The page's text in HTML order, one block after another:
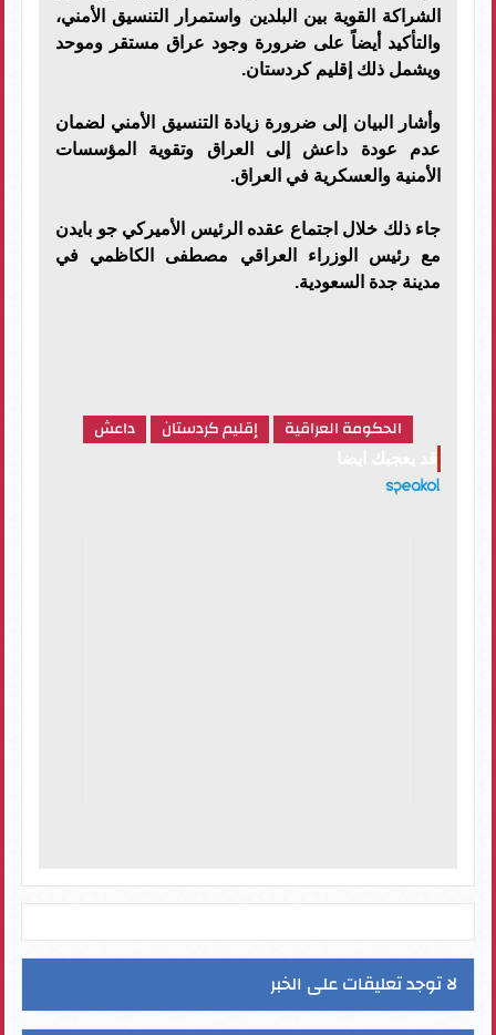
الشراكة القوية بين البلدين واستمرار التنسيق الأمني،
والتأكيد أيضاً على ضرورة وجود عراق مستقر وموحد
ويشمل ذلك إقليم كردستان.
وأشار البيان إلى ضرورة زيادة التنسيق الأمني لضمان
عدم عودة داعش إلى العراق وتقوية المؤسسات
الأمنية والعسكرية في العراق.
جاء ذلك خلال اجتماع عقده الرئيس الأميركي جو بايدن
مع رئيس الوزراء العراقي مصطفى الكاظمي في
مدينة جدة السعودية.
الحكومة العراقية إقليم كردستان داعش
لا توجد تعليقات على الخبر